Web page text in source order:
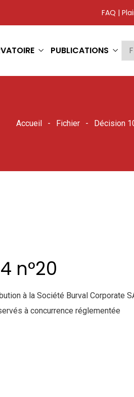
FAQ |
PUBLICATIONS
Accueil Fichier Décision
n°20
à la Société Burval Corporate
à concurrence réglementée